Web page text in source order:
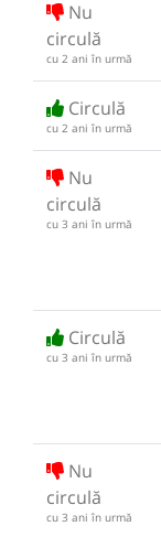
Nu
circulă
cu 2 ani în urmă
Circulă
cu 2 ani în urmă
Nu
circulă
cu 3 ani în urmă
Circulă
cu 3 ani în urmă
Nu
circulă
cu 3 ani în urmă